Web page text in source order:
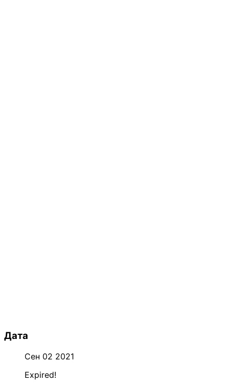
Дата
Сен 02 2021
Expired!